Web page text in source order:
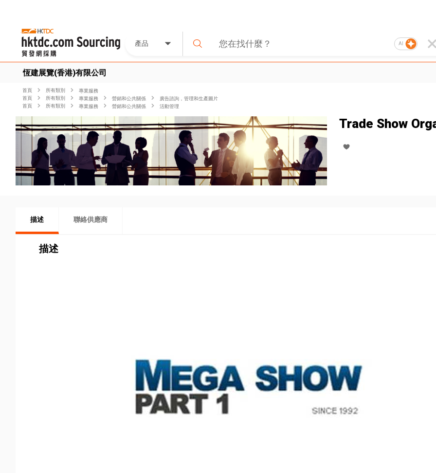
產品 AI
恆建展覽(香港)有限公司
首頁 所有類別
專業服務
首頁
所有類別 專業服務 營銷和公共關係
廣告諮詢，管理和生產圖片
首頁
所有類別 專業服務 營銷和公共關係 活動管理
Trade Show
描述 聯絡供應商
描述